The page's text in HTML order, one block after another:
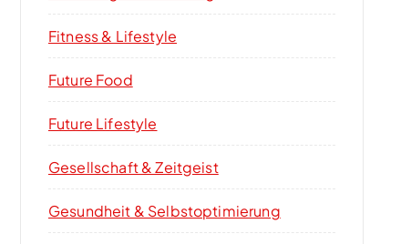
Fitness & Lifestyle
Future Food
Future Lifestyle
Gesellschaft & Zeitgeist
Gesundheit & Selbstoptimierung